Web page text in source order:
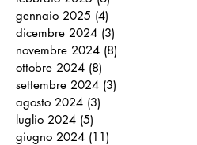
gennaio 2025 (4)
dicembre 2024 (3)
novembre 2024 (8)
ottobre 2024 (8)
settembre 2024 (3)
agosto 2024 (3)
luglio 2024 (5)
giugno 2024 (11)